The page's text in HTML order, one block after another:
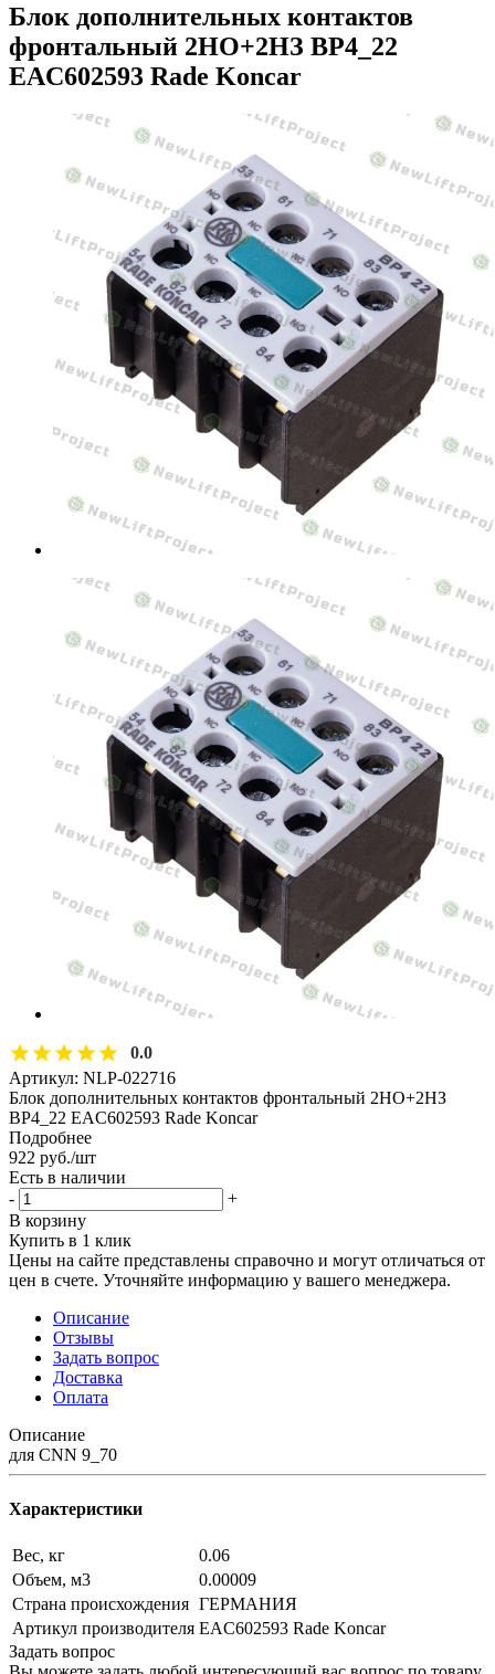
Блок дополнительных контактов
фронтальный 2НО+2НЗ BP4_22
EAC602593 Rade Koncar
0.0
Артикул: NLP-022716
Блок дополнительных контактов фронтальный 2НО+2НЗ
BP4_22 EAC602593 Rade Koncar
Подробнее
922 руб./шт
Есть в наличии
-
+
В корзину
Купить в 1 клик
Цены на сайте представлены справочно и могут отличаться от
цен в счете. Уточняйте информацию у вашего менеджера.
Описание
Отзывы
Задать вопрос
Доставка
Оплата
Описание
для CNN 9_70
Характеристики
Вес, кг
0.06
Объем, м3
0.00009
Страна происхождения ГЕРМАНИЯ
Артикул производителя EAC602593 Rade Koncar
Задать вопрос